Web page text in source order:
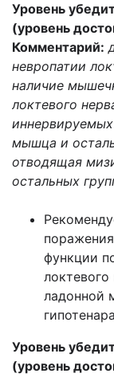
Уровень
(уровень
Комментарий:
невропатии
наличие
локтевого
мышца и
отводящая
остальных
функции
ладонной
Уровень
(уровень